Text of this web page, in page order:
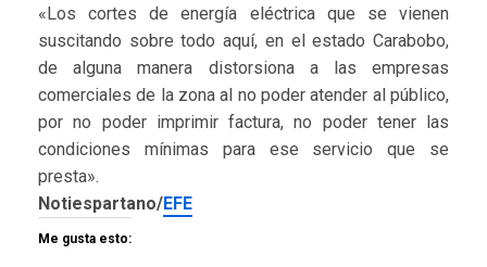
«Los cortes de energía eléctrica que se vienen
suscitando sobre todo aquí, en el estado Carabobo,
de alguna manera distorsiona a las empresas
comerciales de la zona al no poder atender al público,
por no poder imprimir factura, no poder tener las
condiciones mínimas para ese servicio que se
presta».
Notiespartano/EFE
Me gusta esto: